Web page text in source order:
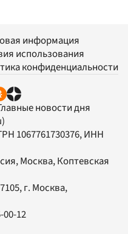
информация
использования
конфиденциальности
новости дня
1067761730376, ИНН
Москва, Коптевская
, г. Москва,
00-12